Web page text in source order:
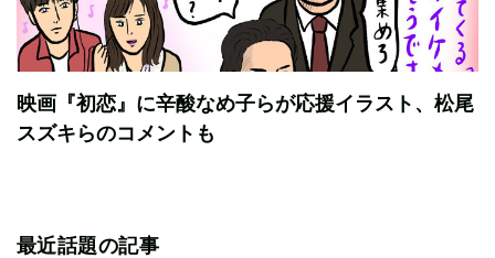
映画『初恋』に辛酸なめ子らが応援イラスト、松尾
スズキらのコメントも
最近話題の記事